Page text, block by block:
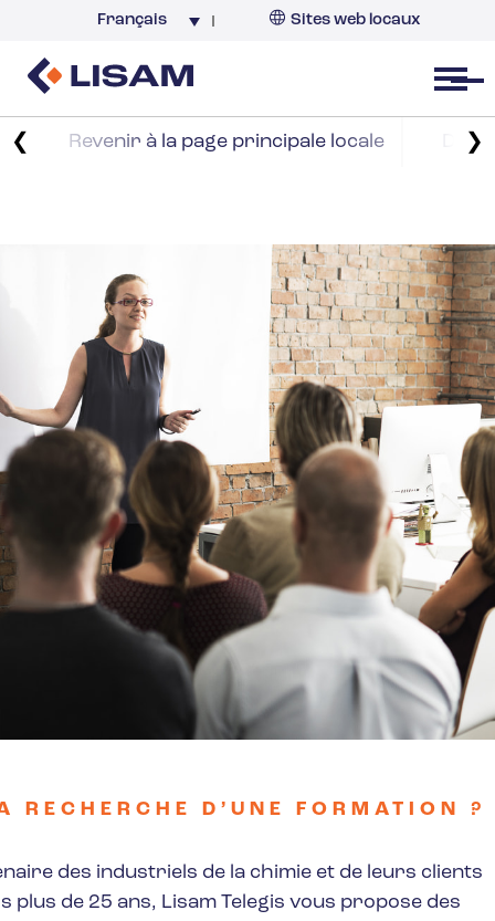
Français Sites web locaux
Open menu
❮ Revenir à la page principale locale ❯
RECHERCHE D’UNE FORMATION ?
des industriels de la chimie et de leurs clients
plus de 25 ans, Lisam Telegis vous propose des